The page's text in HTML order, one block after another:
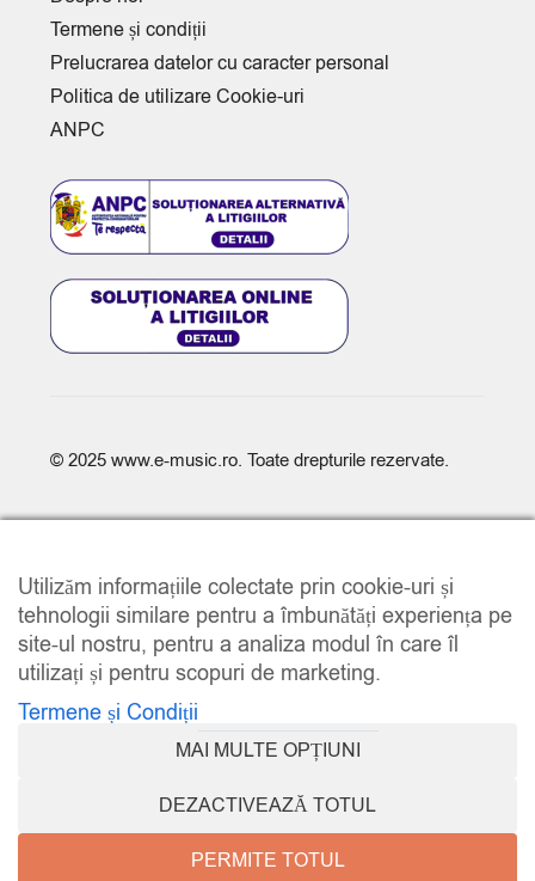
Termene și condiții
Prelucrarea datelor cu caracter personal
Politica de utilizare Cookie-uri
ANPC
© 2025 www.e-music.ro. Toate drepturile rezervate.
Utilizăm informațiile colectate prin cookie-uri și
tehnologii similare pentru a îmbunătăți experiența pe
site-ul nostru, pentru a analiza modul în care îl
utilizați și pentru scopuri de marketing.
Termene și Condiții
MAI MULTE OPȚIUNI
DEZACTIVEAZĂ TOTUL
PERMITE TOTUL
COMPARE (0)
COMPARE
REMOVE ALL PRODUCTS